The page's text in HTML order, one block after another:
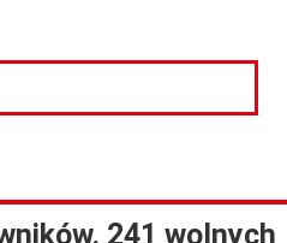
241 wolnych